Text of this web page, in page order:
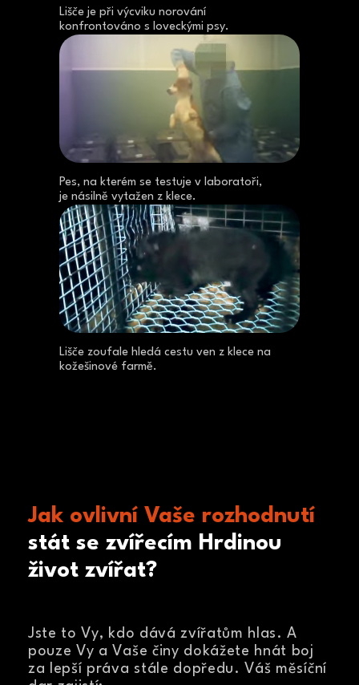
Lišče je při výcviku norování
konfrontováno s loveckými psy.
Pes, na kterém se testuje v laboratoři,
je násilně vytažen z klece.
Lišče zoufale hledá cestu ven z klece na
kožešinové farmě.
Jak ovlivní Vaše rozhodnutí
stát se zvířecím Hrdinou
život zvířat?
Jste to Vy, kdo dává zvířatům hlas. A
pouze Vy a Vaše činy dokážete hnát boj
za lepší práva stále dopředu. Váš měsíční